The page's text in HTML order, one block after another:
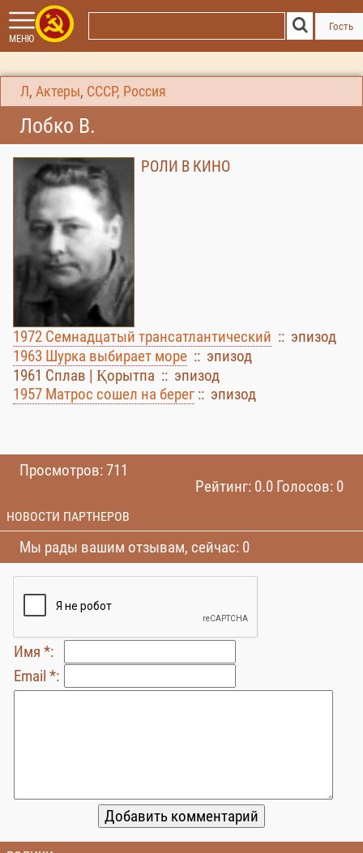
МЕНЮ
Гость
Л , Актеры, СССР, Россия
Лобко В.
РОЛИ В КИНО
1972 Семнадцатый трансатлантический :: эпизод
1963 Шурка выбирает море :: эпизод
1961 Сплав | Қорытпа :: эпизод
1957 Матрос сошел на берег :: эпизод
Просмотров: 711
Рейтинг: 0.0 Голосов: 0
НОВОСТИ ПАРТНЕРОВ
Мы рады вашим отзывам, сейчас: 0
Имя *:
Email *: